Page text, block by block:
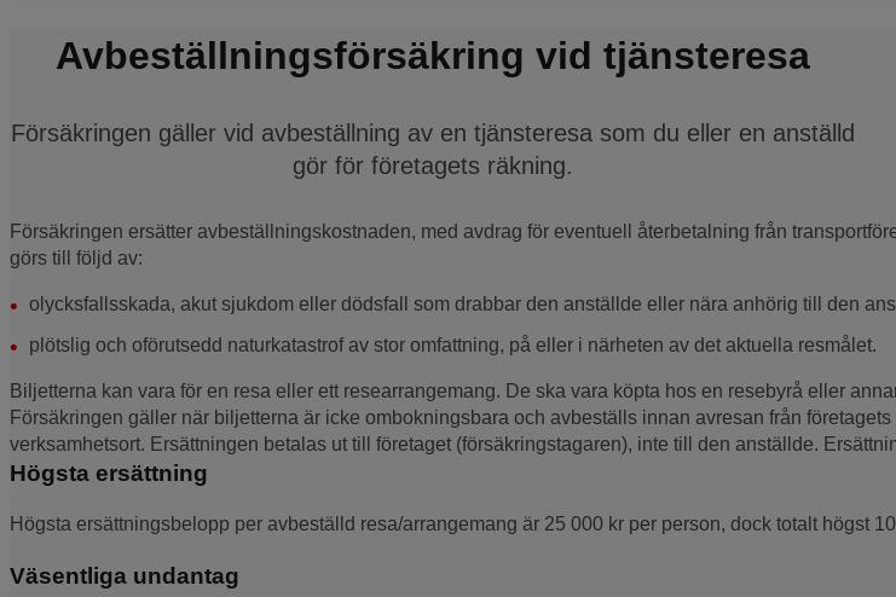
Avbeställningsförsäkring vid tjänsteresa
Försäkringen gäller vid avbeställning av en tjänsteresa som du eller en anställd
gör för företagets räkning.
Försäkringen ersätter avbeställningskostnaden, med avdrag för eventuell återbetalning från
görs till följd av:
olycksfallsskada, akut sjukdom eller dödsfall som drabbar den anställde eller nära anhörig till den
plötslig och oförutsedd naturkatastrof av stor omfattning, på eller i närheten av det aktuella resmålet.
Biljetterna kan vara för en resa eller ett researrangemang. De ska vara köpta hos en resebyrå eller
Försäkringen gäller när biljetterna är icke ombokningsbara och avbeställs innan avresan från
verksamhetsort. Ersättningen betalas ut till företaget (försäkringstagaren), inte till den anställde.
Högsta ersättning
Högsta ersättningsbelopp per avbeställd resa/arrangemang är 25 000 kr per person, dock totalt högst
Väsentliga undantag